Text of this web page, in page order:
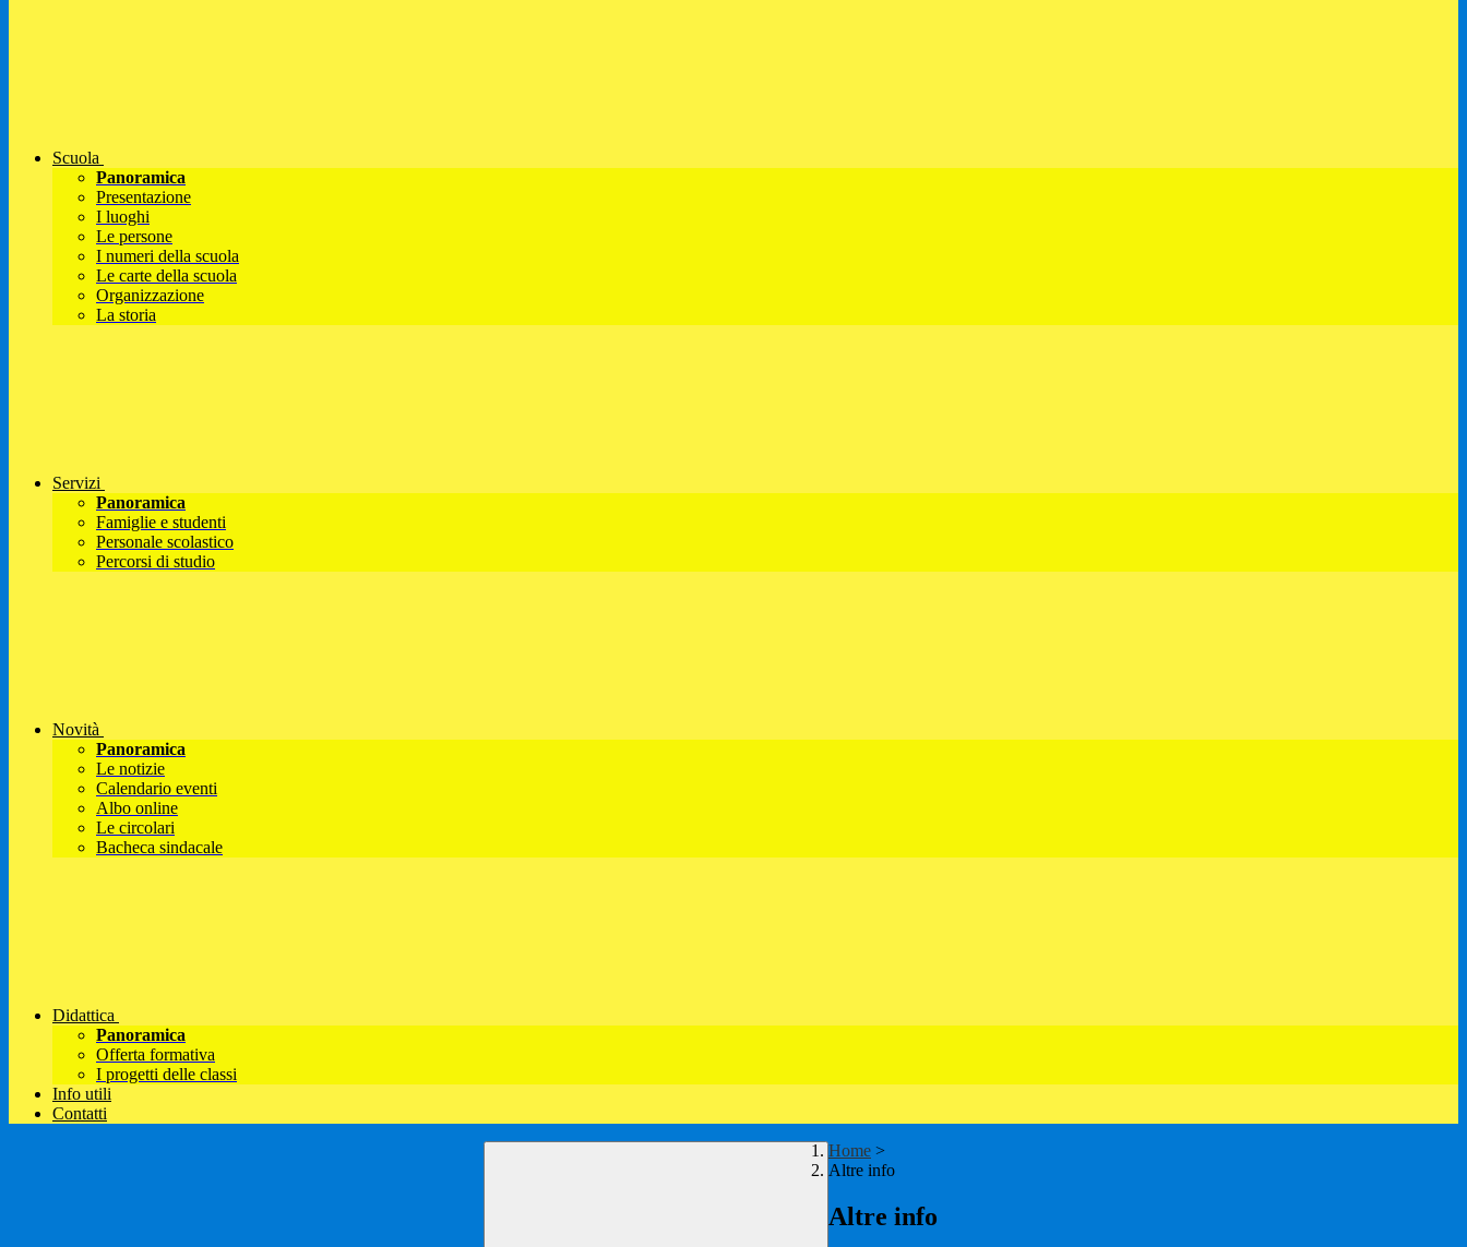
Scuola
Panoramica
Presentazione
I luoghi
Le persone
I numeri della scuola
Le carte della scuola
Organizzazione
La storia
Servizi
Panoramica
Famiglie e studenti
Personale scolastico
Percorsi di studio
Novità
Panoramica
Le notizie
Calendario eventi
Albo online
Le circolari
Bacheca sindacale
Didattica
Panoramica
Offerta formativa
I progetti delle classi
Info utili
Contatti
Home >
Altre info
Altre info